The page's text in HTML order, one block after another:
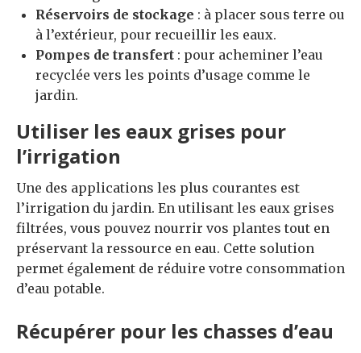
Réservoirs de stockage : à placer sous terre ou
à l’extérieur, pour recueillir les eaux.
Pompes de transfert : pour acheminer l’eau
recyclée vers les points d’usage comme le
jardin.
Utiliser les eaux grises pour
l’irrigation
Une des applications les plus courantes est
l’irrigation du jardin. En utilisant les eaux grises
filtrées, vous pouvez nourrir vos plantes tout en
préservant la ressource en eau. Cette solution
permet également de réduire votre consommation
d’eau potable.
Récupérer pour les chasses d’eau